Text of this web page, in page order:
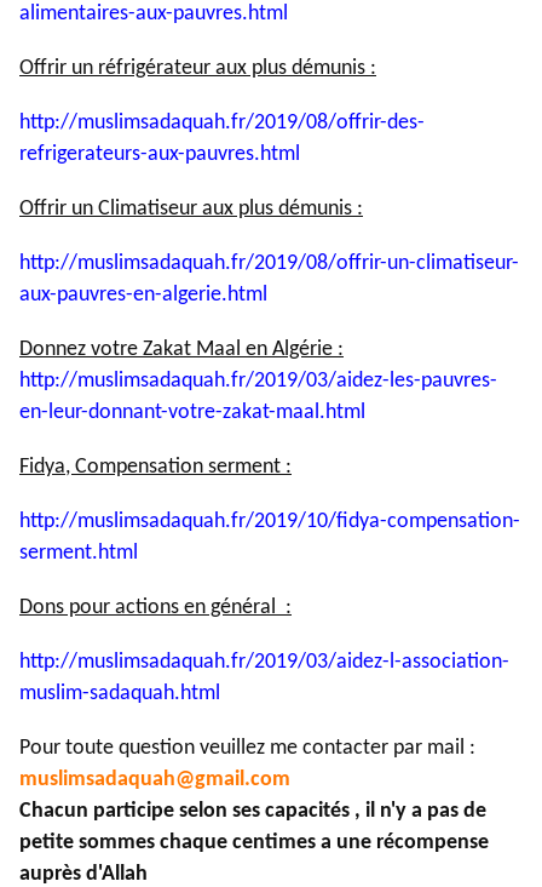
alimentaires-aux-pauvres.html
Offrir un réfrigérateur aux plus démunis :
http://muslimsadaquah.fr/2019/08/offrir-des-
refrigerateurs-aux-pauvres.html
Offrir un Climatiseur aux plus démunis :
http://muslimsadaquah.fr/2019/08/offrir-un-climatiseur-
aux-pauvres-en-algerie.html
Donnez votre Zakat Maal en Algérie :
http://muslimsadaquah.fr/2019/03/aidez-les-pauvres-
en-leur-donnant-votre-zakat-maal.html
Fidya, Compensation serment :
http://muslimsadaquah.fr/2019/10/fidya-compensation-
serment.html
Dons pour actions en général :
http://muslimsadaquah.fr/2019/03/aidez-l-association-
muslim-sadaquah.html
Pour toute question veuillez me contacter par mail :
muslimsadaquah@gmail.com
Chacun participe selon ses capacités , il n'y a pas de
petite sommes chaque centimes a une récompense
auprès d'Allah